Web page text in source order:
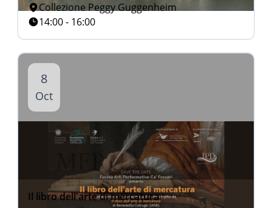
Collezione Peggy Guggenheim
14:00 - 16:00
8
Oct
Il libro dell'arte di mercatura